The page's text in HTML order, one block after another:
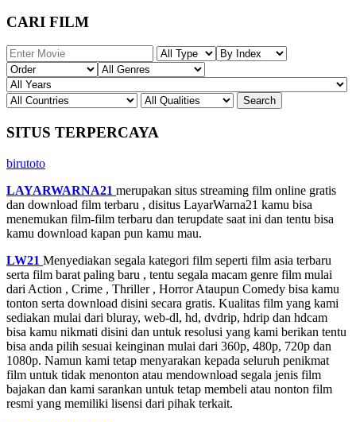
CARI FILM
SITUS TERPERCAYA
birutoto
LAYARWARNA21 merupakan situs streaming film online gratis
dan download film terbaru , disitus LayarWarna21 kamu bisa
menemukan film-film terbaru dan terupdate saat ini dan tentu bisa
kamu download kapan pun kamu mau.
LW21 Menyediakan segala kategori film seperti film asia terbaru
serta film barat paling baru , tentu segala macam genre film mulai
dari Action , Crime , Thriller , Horror Ataupun Comedy bisa kamu
tonton serta download disini secara gratis. Kualitas film yang kami
sediakan mulai dari bluray, web-dl, hd, dvdrip, hdrip dan hdcam
bisa kamu nikmati disini dan untuk resolusi yang kami berikan tentu
bisa anda pilih sesuai keinginan mulai dari 360p, 480p, 720p dan
1080p. Namun kami tetap menyarakan kepada seluruh penikmat
film untuk tidak menonton atau mendownload segala jenis film
bajakan dan kami sarankan untuk tetap membeli atau nonton film
resmi yang memiliki lisensi dari pihak terkait.